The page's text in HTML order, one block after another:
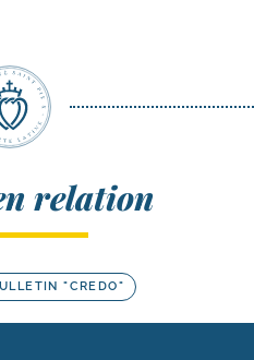
relation
"CREDO"